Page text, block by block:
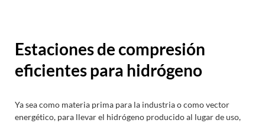
Estaciones de compresión
eficientes para hidrógeno
Ya sea como materia prima para la industria o como vector
energético, para llevar el hidrógeno producido al lugar de uso,